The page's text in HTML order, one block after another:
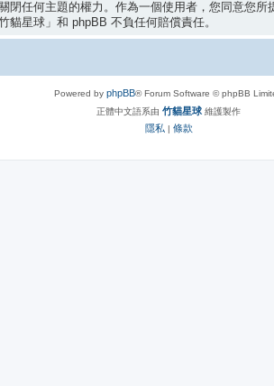
任何主題的權力。作為一個使用者，您同意您
星球」和 phpBB 不負任何賠償責任。
Powered by phpBB® Forum Software © phpBB
正體中文語系由 竹貓星球 維護製作
隱私 條款